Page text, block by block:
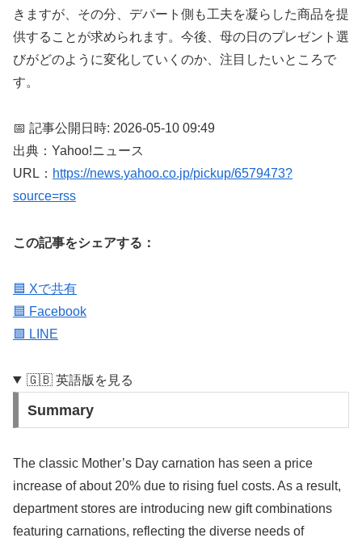
きますが、その分、デパート側も工夫を凝らした商品を提
供することが求められます。今後、母の日のプレゼント選
びがどのように変化していくのか、注目したいところで
す。
📅 記事公開日時: 2026-05-10 09:49
出典：Yahoo!ニュース
URL： https://news.yahoo.co.jp/pickup/6579473?
source=rss
この記事をシェアする：
🟦 Xで共有
🟦 Facebook
🟩 LINE
🇬🇧 英語版を見る
Summary
The classic Mother’s Day carnation has seen a price
increase of about 20% due to rising fuel costs. As a result,
department stores are introducing new gift combinations
featuring carnations, reflecting the diverse needs of